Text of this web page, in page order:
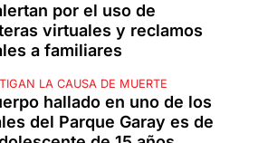
por el uso de
virtuales y reclamos
a familiares
LA CAUSA DE MUERTE
hallado en uno de los
del Parque Garay es de